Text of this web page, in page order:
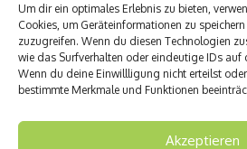
Um dir ein optimales Erlebnis zu bieten,
Cookies, um Geräteinformationen zu
zuzugreifen. Wenn du diesen Technologien
wie das Surfverhalten oder eindeutige IDs auf
Wenn du deine Einwillligung nicht erteilst
bestimmte Merkmale und Funktionen
Akzeptieren
Entzündung der
und
Welches